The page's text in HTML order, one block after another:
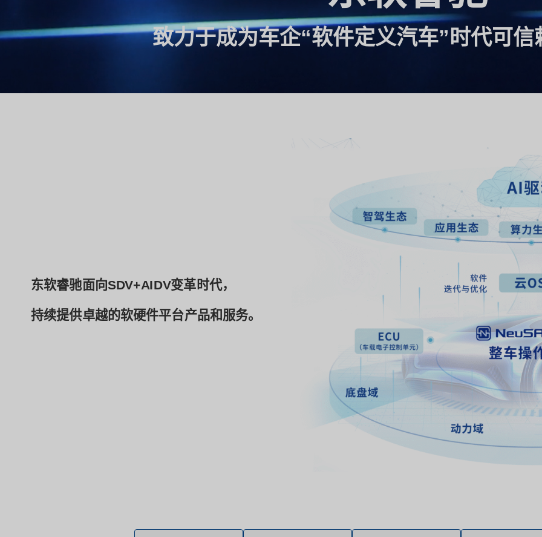
致力于成为车企“软件定义汽车”时代可信
东软睿驰面向SDV+AIDV变革时代，
持续提供卓越的软硬件平台产品和服务。